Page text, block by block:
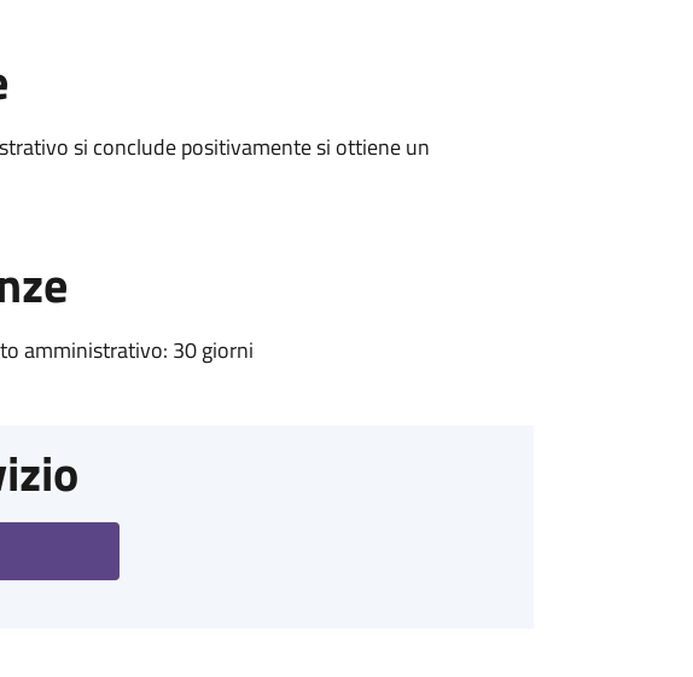
si conclude positivamente si ottiene un
amministrativo: 30 giorni